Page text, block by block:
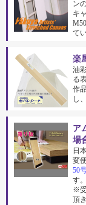
ン
キ
て
楽
油
る
作
し
ア
場
日
変
50
す。
※
頂